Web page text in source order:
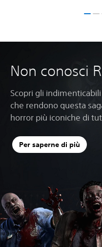
Non conosci
Scopri gli
che rendono questa
horror più iconiche di
Per saperne di più